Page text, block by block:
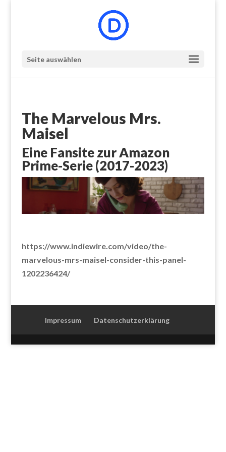
Seite auswählen
The Marvelous Mrs.
Maisel
Eine Fansite zur Amazon
Prime-Serie (2017-2023)
https://www.indiewire.com/video/the-
marvelous-mrs-maisel-consider-this-panel-
1202236424/
Impressum Datenschutzerklärung